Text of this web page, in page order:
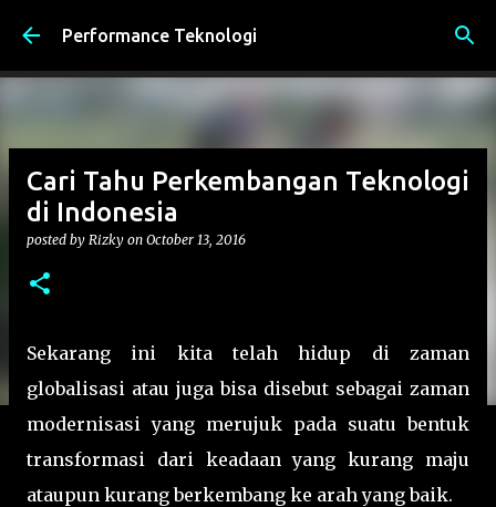
Skip to main content
Performance Teknologi
Cari Tahu Perkembangan Teknologi
di Indonesia
posted by Rizky on October 13, 2016
Sekarang ini kita telah hidup di zaman
globalisasi atau juga bisa disebut sebagai zaman
modernisasi yang merujuk pada suatu bentuk
transformasi dari keadaan yang kurang maju
ataupun kurang berkembang ke arah yang baik.